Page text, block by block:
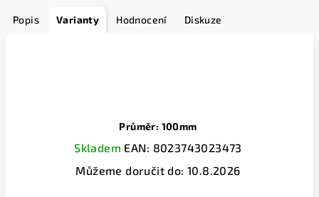
Popis Varianty Hodnocení Diskuze
Průměr: 100mm
Skladem EAN: 8023743023473
Můžeme doručit do: 10.8.2026